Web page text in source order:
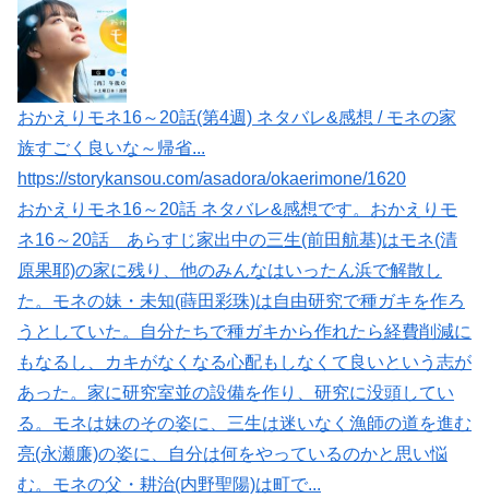
おかえりモネ16～20話(第4週) ネタバレ&感想 / モネの家
族すごく良いな～帰省...
https://storykansou.com/asadora/okaerimone/1620
おかえりモネ16～20話 ネタバレ&感想です。おかえりモ
ネ16～20話 あらすじ家出中の三生(前田航基)はモネ(清
原果耶)の家に残り、他のみんなはいったん浜で解散し
た。モネの妹・未知(蒔田彩珠)は自由研究で種ガキを作ろ
うとしていた。自分たちで種ガキから作れたら経費削減に
もなるし、カキがなくなる心配もしなくて良いという志が
あった。家に研究室並の設備を作り、研究に没頭してい
る。モネは妹のその姿に、三生は迷いなく漁師の道を進む
亮(永瀬廉)の姿に、自分は何をやっているのかと思い悩
む。モネの父・耕治(内野聖陽)は町で...